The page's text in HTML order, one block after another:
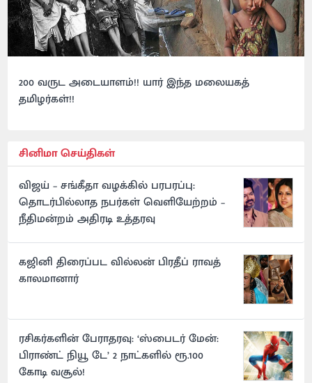
200 வருட அடையாளம்!! யார் இந்த மலையகத்
தமிழர்கள்!!
சினிமா செய்திகள்
விஜய் – சங்கீதா வழக்கில் பரபரப்பு:
தொடர்பில்லாத நபர்கள் வெளியேற்றம் –
நீதிமன்றம் அதிரடி உத்தரவு
கஜினி திரைப்பட வில்லன் பிரதீப் ராவத்
காலமானார்
ரசிகர்களின் பேராதரவு: ‘ஸ்பைடர் மேன்:
பிராண்ட் நியூ டே’ 2 நாட்களில் ரூ.100
கோடி வசூல்!